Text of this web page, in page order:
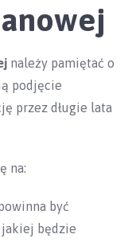
należy pamiętać o
podjęcie
przez długie lata
na:
być
jakiej będzie